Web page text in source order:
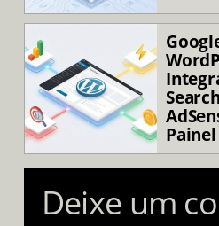
Painel
Deixe um